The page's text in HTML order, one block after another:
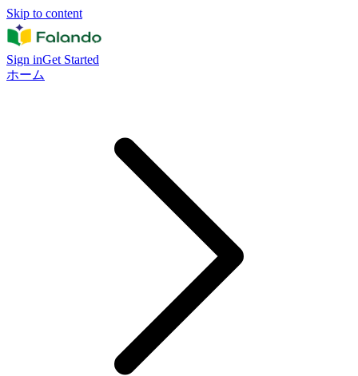
Skip to content
Sign inGet Started
ホーム